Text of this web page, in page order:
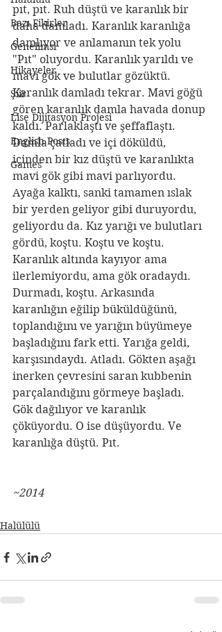
Bazı Fikirler
Genelimsi
Hikayeler
Şiir
Lise Dijitasyon Projesi
English Posts
Games
pıt, pıt. Ruh düştü ve karanlık bir
daha damladı. Karanlık karanlığa
damlıyor ve anlamanın tek yolu
"Pıt" oluyordu. Karanlık yarıldı ve
mavi gök ve bulutlar gözüktü.
Karanlık damladı tekrar. Mavi göğü
gören karanlık damla havada donup
kaldı. Parlaklaştı ve şeffaflaştı.
Damla çatladı ve içi döküldü,
içinden bir kız düştü ve karanlıkta
mavi gök gibi mavi parlıyordu.
Ayağa kalktı, sanki tamamen ıslak
bir yerden geliyor gibi duruyordu,
geliyordu da. Kız yarığı ve bulutları
gördü, koştu. Koştu ve koştu.
Karanlık altında kayıyor ama
ilerlemiyordu, ama gök oradaydı.
Durmadı, koştu. Arkasında
karanlığın eğilip büküldüğünü,
toplandığını ve yarığın büyümeye
başladığını fark etti. Yarığa geldi,
karşısındaydı. Atladı. Gökten aşağı
inerken çevresini saran kubbenin
parçalandığını görmeye başladı.
Gök dağılıyor ve karanlık
çöküyordu. O ise düşüyordu. Ve
karanlığa düştü. Pıt.
~2014
Halülülü